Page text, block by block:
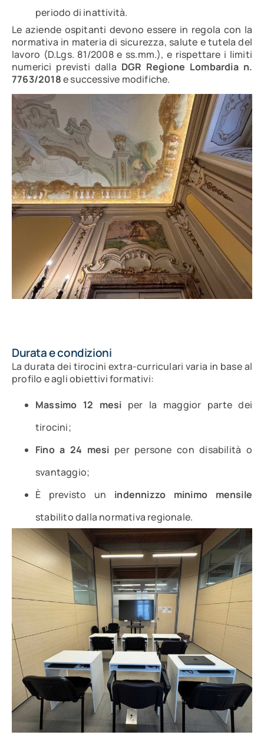
periodo di inattività.
Le aziende ospitanti devono essere in regola con la
normativa in materia di sicurezza, salute e tutela del
lavoro (D.Lgs. 81/2008 e ss.mm.), e rispettare i limiti
numerici previsti dalla DGR Regione Lombardia n.
7763/2018e successive modifiche.
Durata e condizioni
La durata dei tirocini extra-curriculari varia in base al
profilo e agli obiettivi formativi:
Massimo 12 mesi per la maggior parte dei
tirocini;
Fino a 24 mesi per persone con disabilità o
svantaggio;
È previsto un indennizzo minimo mensile
stabilito dalla normativa regionale.